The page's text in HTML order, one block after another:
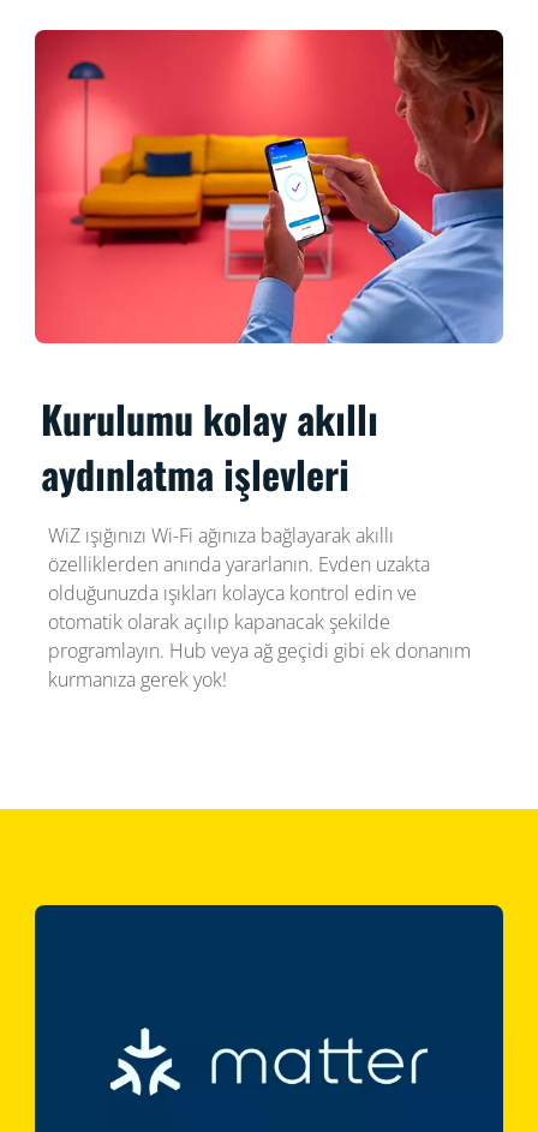
Kurulumu kolay akıllı
aydınlatma işlevleri
WiZ ışığınızı Wi-Fi ağınıza bağlayarak akıllı
özelliklerden anında yararlanın. Evden uzakta
olduğunuzda ışıkları kolayca kontrol edin ve
otomatik olarak açılıp kapanacak şekilde
programlayın. Hub veya ağ geçidi gibi ek donanım
kurmanıza gerek yok!